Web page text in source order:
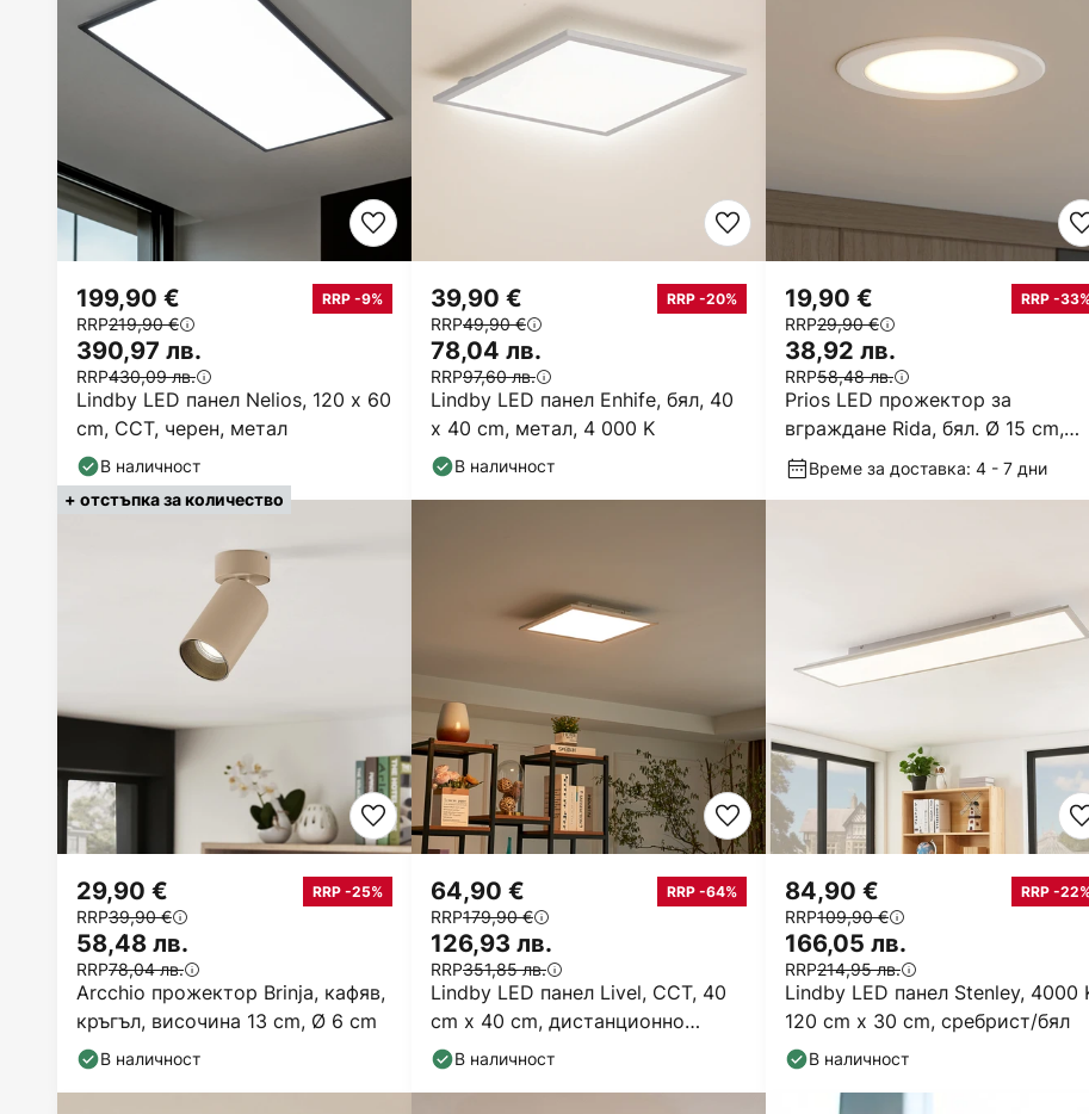
Lindby LED панел Nelios, 120 x 60
cm, CCT, черен, метал
199,90 € RRP -9%
RRP219,90 €
390,97 лв.
RRP430,09 лв.
В наличност
Lindby LED панел Enhife, бял, 40
x 40 cm, метал, 4 000 K
39,90 € RRP -20%
RRP49,90 €
78,04 лв.
RRP97,60 лв.
В наличност
Prios LED прожектор за
вграждане Rida, бял. Ø 15 cm,
CCT, IP44
19,90 € RRP -
RRP29,90 €
38,92 лв.
RRP58,48 лв.
Време за доставка: 4 - 7 дни
+ отстъпка за количество
Arcchio прожектор Brinja, кафяв,
кръгъл, височина 13 cm, Ø 6 cm
29,90 € RRP -25%
RRP39,90 €
58,48 лв.
RRP78,04 лв.
В наличност
Lindby LED панел Livel, CCT, 40
cm x 40 cm, дистанционно
управление
64,90 € RRP -64%
RRP179,90 €
126,93 лв.
RRP351,85 лв.
В наличност
Lindby LED панел Stenley, 4000
120 cm x 30 cm, сребрист/бял
84,90 € RRP -
RRP109,90 €
166,05 лв.
RRP214,95 лв.
В наличност